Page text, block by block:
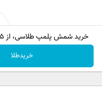
خرید شمش پلمپ طلاسی، از ۰.۵ گرم تا ۱۰ گرم
خریدطلا